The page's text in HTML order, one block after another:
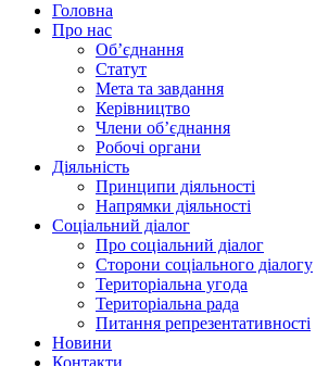
Головна
Про нас
Об’єднання
Статут
Мета та завдання
Керівництво
Члени об’єднання
Робочі органи
Діяльність
Принципи діяльності
Напрямки діяльності
Соціальний діалог
Про соціальний діалог
Сторони соціального діалогу
Територіальна угода
Територіальна рада
Питання репрезентативності
Новини
Контакти